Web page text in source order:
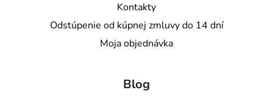
Kontakty
Odstúpenie od kúpnej zmluvy do 14 dní
Moja objednávka
Blog